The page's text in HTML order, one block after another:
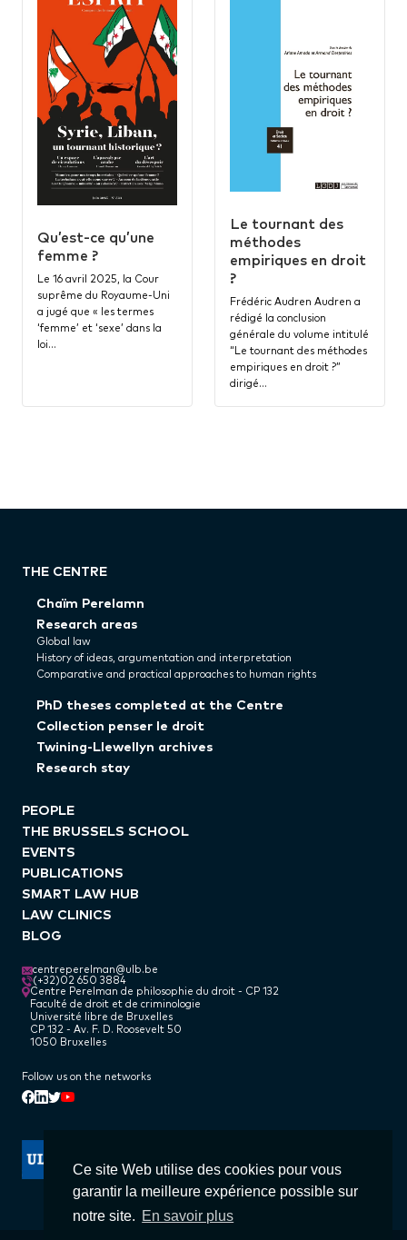
Ce site Web utilise des cookies pour vous
garantir la meilleure expérience possible sur
notre site. En savoir plus
Qu’est-ce qu’une
femme ?
Le 16 avril 2025, la Cour
suprême du Royaume-Uni
a jugé que « les termes
‘femme’ et ‘sexe’ dans la
loi…
Le tournant des
méthodes
empiriques en droit
?
Frédéric Audren Audren a
rédigé la conclusion
générale du volume intitulé
“Le tournant des méthodes
empiriques en droit ?”
dirigé…
THE CENTRE
Chaïm Perelamn
Research areas
Global law
History of ideas, argumentation and interpretation
Comparative and practical approaches to human rights
PhD theses completed at the Centre
Collection penser le droit
Twining-Llewellyn archives
Research stay
PEOPLE
THE BRUSSELS SCHOOL
EVENTS
PUBLICATIONS
SMART LAW HUB
LAW CLINICS
BLOG
centreperelman@ulb.be
(+32)02 650 3884
Centre Perelman de philosophie du droit - CP 132
Faculté de droit et de criminologie
Université libre de Bruxelles
CP 132 - Av. F. D. Roosevelt 50
1050 Bruxelles
Follow us on the networks
Facebook
Linkedin
Twitter
Youtube